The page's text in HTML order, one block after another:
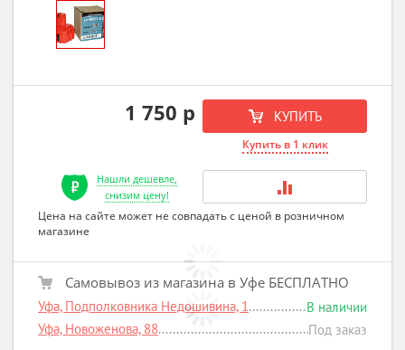
1 750 р КУПИТЬ
Купить в 1 клик
Нашли дешевле,
снизим цену!
Цена на сайте может не совпадать с ценой в розничном
магазине
Самовывоз из магазина в Уфе БЕСПЛАТНО
Уфа, Подполковника Недошивина, 1
В наличии
Уфа, Новоженова, 88
Под заказ